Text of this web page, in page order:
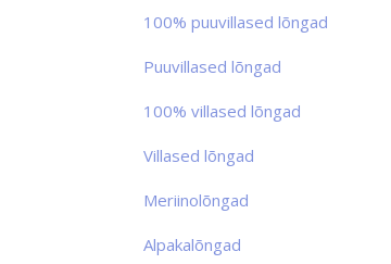
100% puuvillased lõngad
Puuvillased lõngad
100% villased lõngad
Villased lõngad
Meriinolõngad
Alpakalõngad